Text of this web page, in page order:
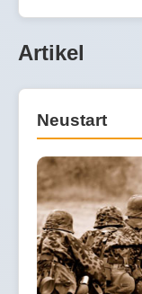
Artikel
Neustart